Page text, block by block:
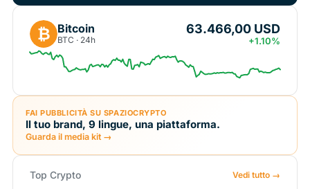
₿ Bitcoin
BTC · 24h
63.466,00 USD
+1.10%
FAI PUBBLICITÀ SU SPAZIOCRYPTO
Il tuo brand, 9 lingue, una piattaforma.
Guarda il media kit →
Top Crypto Vedi tutto →